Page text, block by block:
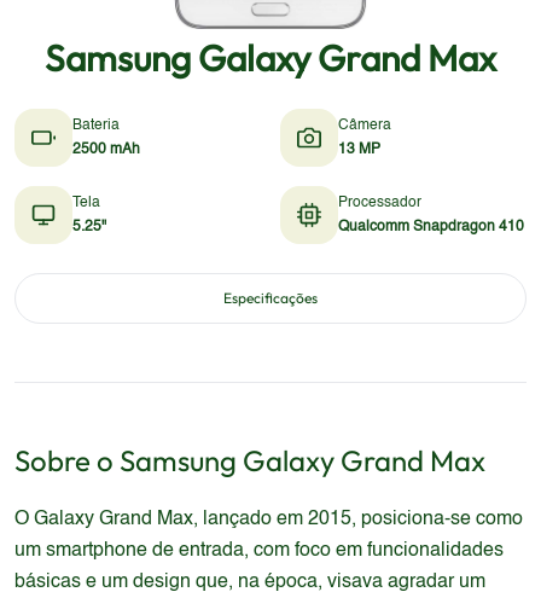
Samsung Galaxy Grand Max
Bateria
2500 mAh
Câmera
13 MP
Tela
5.25"
Processador
Qualcomm Snapdragon 410
Especificações
Sobre o Samsung Galaxy Grand Max
O Galaxy Grand Max, lançado em 2015, posiciona-se como
um smartphone de entrada, com foco em funcionalidades
básicas e um design que, na época, visava agradar um